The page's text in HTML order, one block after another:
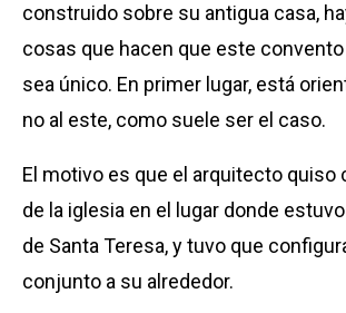
construido sobre su antigua casa,
cosas que hacen que este
sea único. En primer lugar, está
no al este, como suele ser el caso.
El motivo es que el arquitecto quiso
de la iglesia en el lugar donde
de Santa Teresa, y tuvo que
conjunto a su alrededor.